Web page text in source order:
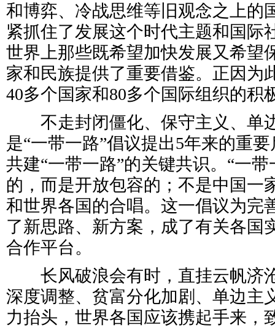
和博弈、冷战思维等旧观念之上的
紧抓住了发展这个时代主题和国际
世界上那些既希望加快发展又希望
家和民族提供了重要借鉴。正因为
40多个国家和80多个国际组织的积
不走封闭僵化、保守主义、单
是“一带一路”倡议提出5年来的重
共建“一带一路”的关键共识。“一
的，而是开放包容的；不是中国一
和世界各国的合唱。这一倡议为完
了新思路、新方案，成了有关各国
合作平台。
长风破浪会有时，直挂云帆济
深度调整、贫富分化加剧、单边主
力抬头，世界各国应该携起手来，